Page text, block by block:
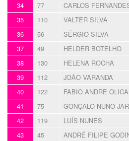
34 77 CARLOS
35 110 VALTER SILVA
36 56 SÉRGIO SILVA
37 49 HELDER BOTELHO
38 130 HELENA ROCHA
39 112 JOÃO VARANDA
40 122 FABIO ANDRE
41 75 GONÇALO NUNO
42 119 LUÍS NUNES
43 45 ANDRÉ FILIPE